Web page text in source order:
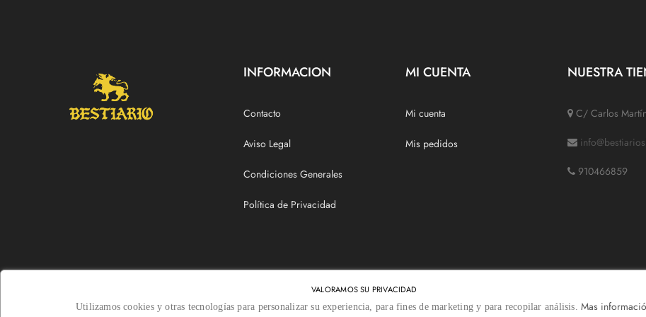
INFORMACION
Contacto
Aviso Legal
Condiciones Generales
Política de Privacidad
MI CUENTA
Mi cuenta
Mis pedidos
NUESTRA
C/ Carlos
910466859
VALORAMOS SU PRIVACIDAD
Utilizamos cookies y otras tecnologías para personalizar su experiencia, para fines de marketing y para recopilar análisis.Mas